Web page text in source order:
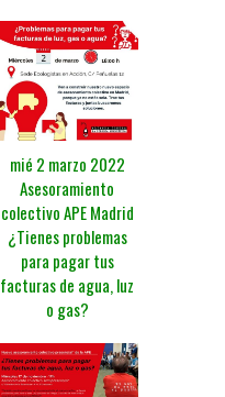
mié 2 marzo 2022
Asesoramiento
colectivo APE Madrid
¿Tienes problemas
para pagar tus
facturas de agua, luz
o gas?